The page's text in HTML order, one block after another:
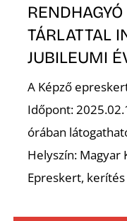
TÁRLATTAL
JUBILEUMI
A Képző
Időpont:
órában
Helyszín: Magyar
Epreskert, kerítés